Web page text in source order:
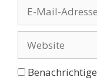
Mail-
Adresse